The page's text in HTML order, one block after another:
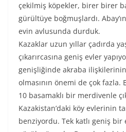
çekilmiş köpekler, birer birer
gürültüye boğmuşlardı.
evin avlusunda durduk.
Kazaklar uzun yıllar çadırda
çıkarırcasına geniş evler
genişliğinde akraba
olmasının önemi de çok fazla.
10 basamaklı bir merdivenle
Kazakistan’daki köy evlerinin
benziyordu. Tek katlı geniş bir